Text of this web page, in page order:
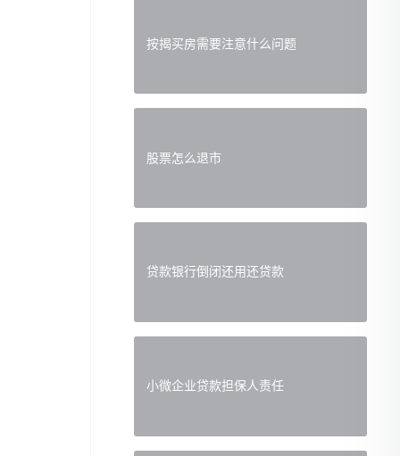
按揭买房需要注意什么问题
股票怎么退市
贷款银行倒闭还用还贷款
小微企业贷款担保人责任